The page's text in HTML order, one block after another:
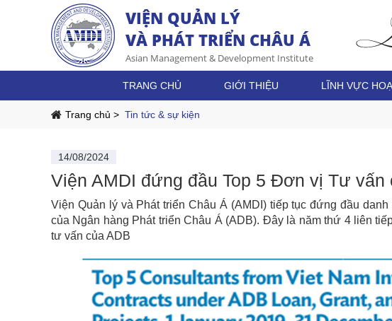
VIỆN QUẢN LÝ
VÀ PHÁT TRIỂN CHÂU Á
Asian Management & Development Institute
TRANG CHỦ GIỚI THIỆU LĨNH VỰC
Trang chủ > Tin tức & sự kiện
14/08/2024
Viện AMDI đứng đầu Top 5 Đơn vị Tư vấn
Viện Quản lý và Phát triển Châu Á (AMDI) tiếp tục đứng đầu
của Ngân hàng Phát triển Châu Á (ADB). Đây là năm thứ 4 liên
tư vấn của ADB